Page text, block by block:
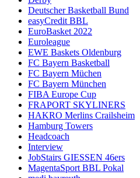
Deutscher Basketball Bund
easyCredit BBL
EuroBasket 2022
Euroleague
EWE Baskets Oldenburg
FC Bayern Basketball
FC Bayern Müchen
FC Bayern München
FIBA Europe Cup
FRAPORT SKYLINERS
HAKRO Merlins Crailsheim
Hamburg Towers
Headcoach
Interview
JobStairs GIESSEN 46ers
MagentaSport BBL Pokal